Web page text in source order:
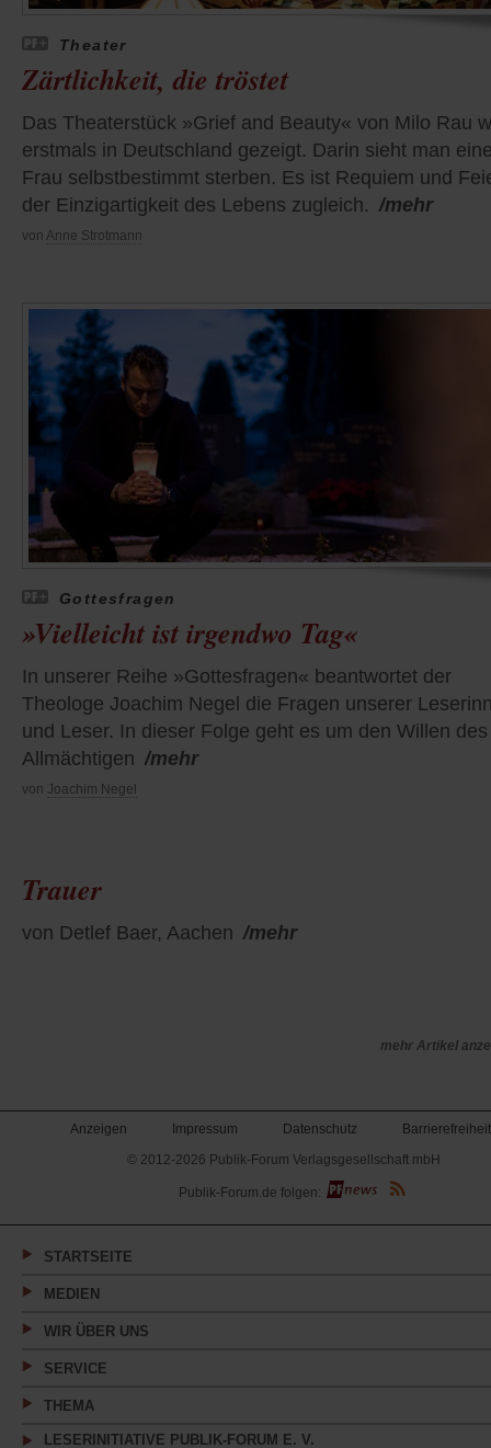
Theater
Zärtlichkeit, die tröstet
Das Theaterstück »Grief and Beauty« von Milo Rau
erstmals in Deutschland gezeigt. Darin sieht man
Frau selbstbestimmt sterben. Es ist Requiem und
der Einzigartigkeit des Lebens zugleich. /mehr
von Anne Strotmann
Gottesfragen
»Vielleicht ist irgendwo Tag«
In unserer Reihe »Gottesfragen« beantwortet der
Theologe Joachim Negel die Fragen unserer
und Leser. In dieser Folge geht es um den Willen des
Allmächtigen /mehr
von Joachim Negel
Trauer
von Detlef Baer, Aachen /mehr
mehr Artikel
Anzeigen Impressum Datenschutz
Barrierefreiheit
© 2012-2026 Publik-Forum Verlagsgesellschaft mbH
(Öffnet
in
neuen
Publik-Forum.de folgen:
STARTSEITE
MEDIEN
WIR ÜBER UNS
SERVICE
THEMA
LESERINITIATIVE PUBLIK-FORUM E. V.